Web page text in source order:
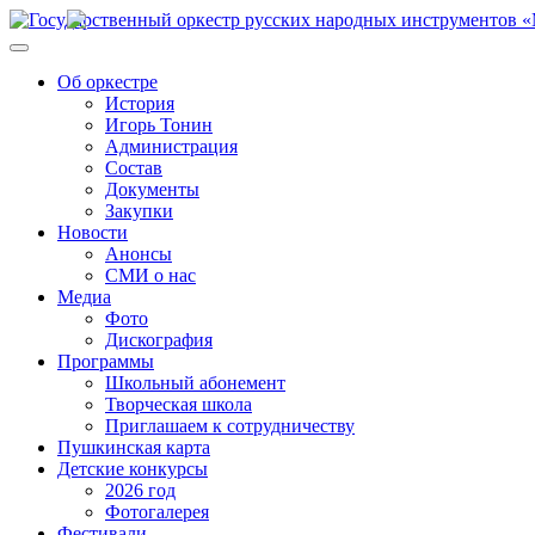
Об оркестре
История
Игорь Тонин
Администрация
Состав
Документы
Закупки
Новости
Анонсы
СМИ о нас
Медиа
Фото
Дискография
Программы
Школьный абонемент
Творческая школа
Приглашаем к сотрудничеству
Пушкинская карта
Детские конкурсы
2026 год
Фотогалерея